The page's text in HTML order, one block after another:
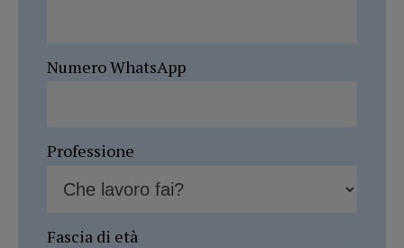
Numero WhatsApp
Professione
Fascia di età